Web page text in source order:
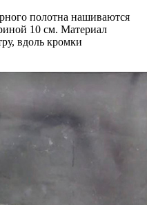
полотна нашиваются
10 см. Материал
вдоль кромки